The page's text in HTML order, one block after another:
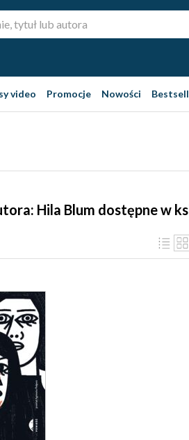
video Promocje Nowości
Hila Blum dostępne w